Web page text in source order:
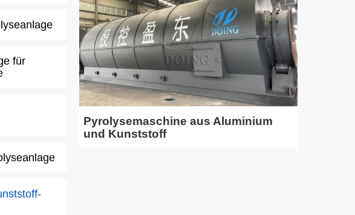
für
Pyrolysemaschine aus Aluminium
und Kunststoff